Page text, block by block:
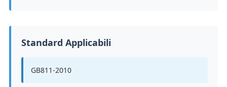
Standard Applicabili
GB811-2010